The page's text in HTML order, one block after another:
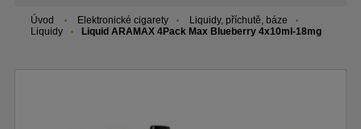
Úvod Elektronické cigarety
Liquidy, příchutě, báze
Liquidy
Liquid ARAMAX 4Pack Max Blueberry 4x10ml-18mg